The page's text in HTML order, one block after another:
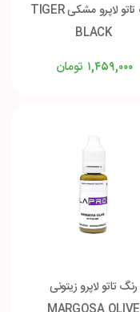
رنگ تاتو لاپرو مشکی TIGER
BLACK
تومان ۱,۴۵۹,۰۰۰
رنگ تاتو لاپرو زیتونی